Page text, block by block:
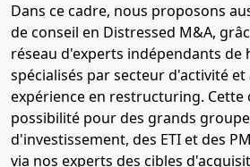
Dans ce cadre, nous proposons
de conseil en Distressed M&A,
réseau d'experts indépendants de
spécialisés par secteur d'activité
expérience en restructuring. Cette
possibilité pour des grands
d'investissement, des ETI et des
via nos experts des cibles